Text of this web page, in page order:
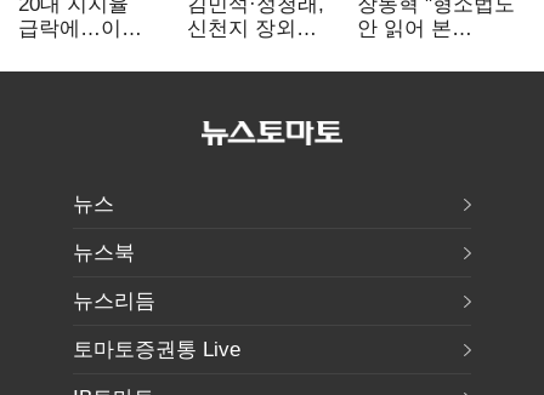
급락에…이
재편"
신천지 장외
"호남 계몽 규탄"
안 읽어 본
속도로 무너질
뉴스
뉴스북
뉴스리듬
토마토증권통 Live